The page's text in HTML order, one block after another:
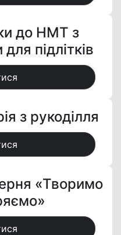
до НМТ з
підлітків
з рукоділля
«Творимо